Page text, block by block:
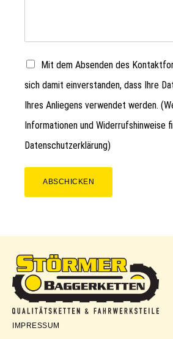
Mit dem Absenden des
sich damit einverstanden, dass Ihre
Ihres Anliegens verwendet werden.
Informationen und Widerrufshinweise
Datenschutzerklärung)
ABSCHICKEN
Störmer
IMPRESSUM